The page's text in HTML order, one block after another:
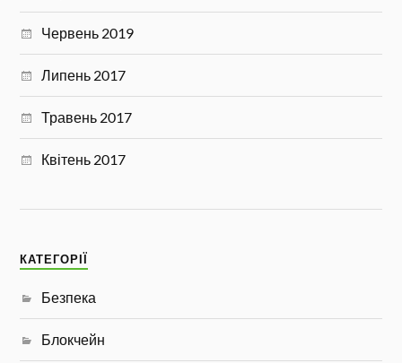
Червень 2019
Липень 2017
Травень 2017
Квітень 2017
КАТЕГОРІЇ
Безпека
Блокчейн